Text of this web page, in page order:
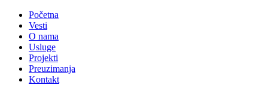
Početna
Vesti
O nama
Usluge
Projekti
Preuzimanja
Kontakt